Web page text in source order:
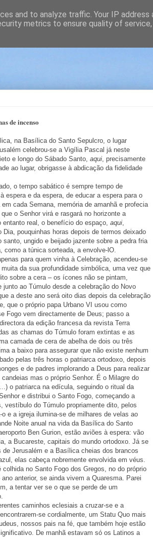
de incenso
na Basílica do Santo Sepulcro, o lugar
celebrou-se a Vigília Pascal já neste
e longo do Sábado Santo, aqui, precisamente
ao lugar, obrigasse à abdicação da fidelidade
o tempo sabático é sempre tempo de
espera e da espera, de educar a espera para o
cada Semana, memória de amanhã e profecia
o Senhor virá e rasgará no horizonte a
real, o benefício do espaço, aqui,
pouquinhas horas depois de termos deixado
ungido e beijado jazente sobre a pedra fria
como a túnica sorteada, a envolve-lO.
para quem vinha à Celebração, acendeu-se
da sua profundidade simbólica, uma vez que
sobre a cera – os ícones não se pintam,
ao Túmulo desde a celebração do Novo
a deste ano será oito dias depois da celebração
que o próprio papa Urbano VI usou como
Fogo vem directamente de Deus; passo a
da edição francesa da revista Terra
as chamas do Túmulo foram extintas e as
camada de cera de abelha de dois ou três
a baixo para assegurar que não existe nenhum
pelas três horas o patriarca ortodoxo, depois
e de padres implorando a Deus para realizar
mas o próprio Senhor. É o Milagre do
o patriarca na edícula, seguindo o ritual da
e distribui o Santo Fogo, começando a
vestíbulo do Túmulo propriamente dito, pelos
e a igreja ilumina-se de milhares de velas ao
Noite anual na vida da Basílica do Santo
Ben Gurion, estão aviões à espera: vão
a Bucareste, capitais do mundo ortodoxo. Já se
Jerusalém e a Basílica cheias dos brancos
elas cabeça nobremente envolvida em véus.
no Santo Fogo dos Gregos, no do próprio
anterior, se ainda vivem a Quaresma. Parei
a tentar ver se o que se perde de um
caminhos eclesiais a cruzar-se e a
se cordialmente, um Statu Quo mais
nossos pais na fé, que também hoje estão
De manhã estavam só os Latinos a
and to analyze traffic. Your IP address
metrics to ensure quality of